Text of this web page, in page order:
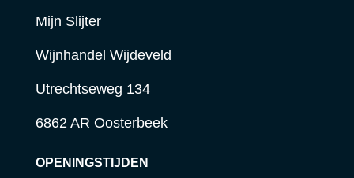
Mijn Slijter
Wijnhandel Wijdeveld
Utrechtseweg 134
6862 AR Oosterbeek
OPENINGSTIJDEN